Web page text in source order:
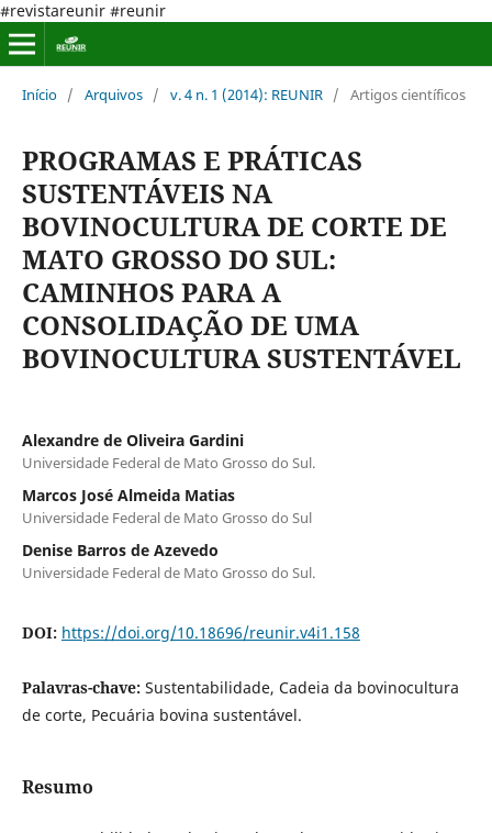
#revistareunir #reunir
Início / Arquivos / v. 4 n. 1 (2014): REUNIR / Artigos científicos
PROGRAMAS E PRÁTICAS
SUSTENTÁVEIS NA
BOVINOCULTURA DE CORTE DE
MATO GROSSO DO SUL:
CAMINHOS PARA A
CONSOLIDAÇÃO DE UMA
BOVINOCULTURA SUSTENTÁVEL
Alexandre de Oliveira Gardini
Universidade Federal de Mato Grosso do Sul.
Marcos José Almeida Matias
Universidade Federal de Mato Grosso do Sul
Denise Barros de Azevedo
Universidade Federal de Mato Grosso do Sul.
DOI: https://doi.org/10.18696/reunir.v4i1.158
Palavras-chave: Sustentabilidade, Cadeia da bovinocultura
de corte, Pecuária bovina sustentável.
Resumo